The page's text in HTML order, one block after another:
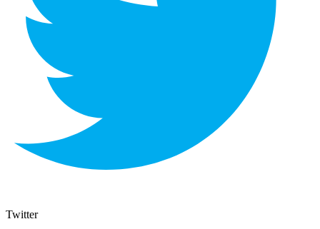
Twitter